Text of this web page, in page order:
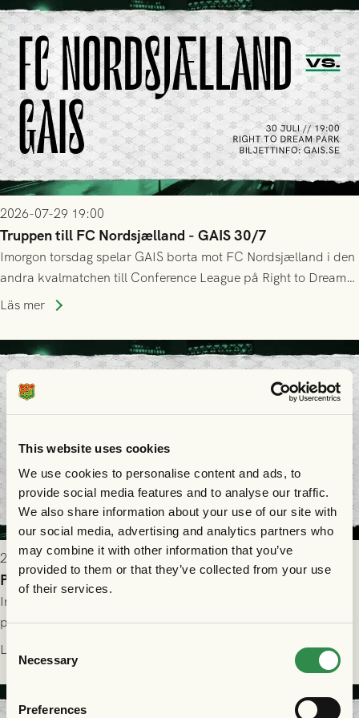
This website uses cookies
We use cookies to personalise content and ads, to
provide social media features and to analyse our traffic.
We also share information about your use of our site with
our social media, advertising and analytics partners who
may combine it with other information that you’ve
provided to them or that they’ve collected from your use
of their services.
Selection
Necessary
Preferences
2026-07-29 19:00
Truppen till FC Nordsjælland - GAIS 30/7
Imorgon torsdag spelar GAIS borta mot FC Nordsjælland i den
andra kvalmatchen till Conference League på Right to Dream
Park! Fredrik Holmberg och ledarstaben har tagit ut följande
Läs mer
2026-07-29 9:15
Publikinformation: FC Nordsjælland - GAIS 30/7
Information för dig som ska se FC Nordsjælland - GAIS på
plats på Right to Dream Park torsdagen den 30/7 kl. 19.00.
Läs mer